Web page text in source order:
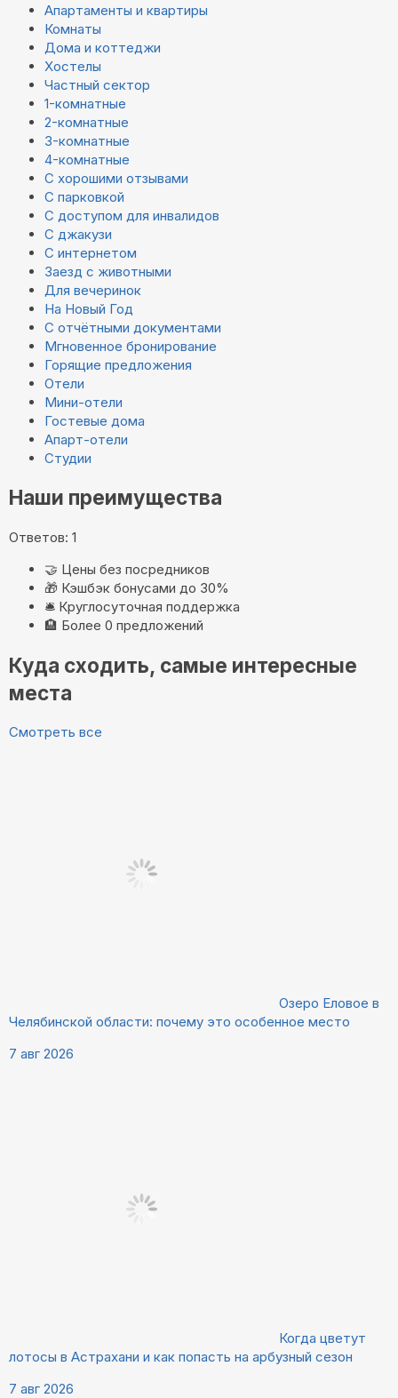
Апартаменты и квартиры
Комнаты
Дома и коттеджи
Хостелы
Частный сектор
1-комнатные
2-комнатные
3-комнатные
4-комнатные
С хорошими отзывами
С парковкой
С доступом для инвалидов
С джакузи
С интернетом
Заезд с животными
Для вечеринок
На Новый Год
С отчётными документами
Мгновенное бронирование
Горящие предложения
Отели
Мини-отели
Гостевые дома
Апарт-отели
Студии
Наши преимущества
Ответов: 1
🤝 Цены без посредников
🎁 Кэшбэк бонусами до 30%
🛎️ Круглосуточная поддержка
🏨 Более 0 предложений
Куда сходить, самые интересные
места
Смотреть все
Озеро Еловое в
Челябинской области: почему это особенное место
7 авг 2026
Когда цветут
лотосы в Астрахани и как попасть на арбузный сезон
7 авг 2026